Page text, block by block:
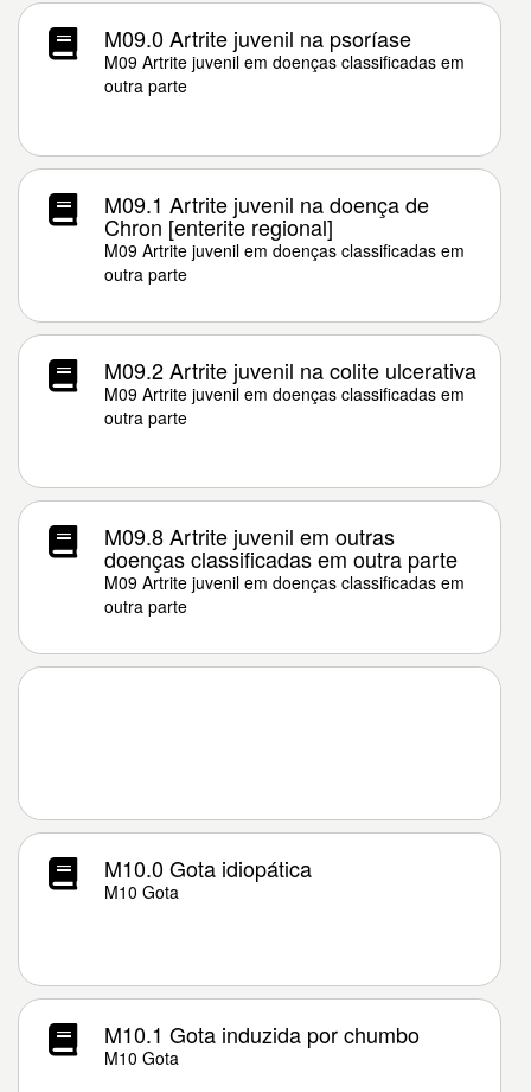
M09.0 Artrite juvenil na psoríase
M09 Artrite juvenil em doenças classificadas em
outra parte
M09.1 Artrite juvenil na doença de
Chron [enterite regional]
M09 Artrite juvenil em doenças classificadas em
outra parte
M09.2 Artrite juvenil na colite ulcerativa
M09 Artrite juvenil em doenças classificadas em
outra parte
M09.8 Artrite juvenil em outras
doenças classificadas em outra parte
M09 Artrite juvenil em doenças classificadas em
outra parte
M10.0 Gota idiopática
M10 Gota
M10.1 Gota induzida por chumbo
M10 Gota